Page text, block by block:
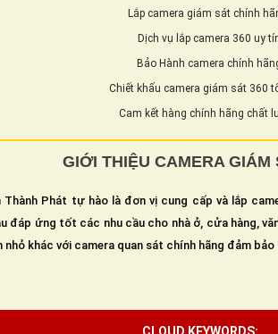
Lắp camera giám sát chính
Dịch vụ lắp camera 360 uy
Bảo Hành camera chính
Chiết khấu camera giám sát 360
Cam kết hàng chính hãng chất
GIỚI THIỆU CAMERA GIÁM
Thành Phát tự hào là đơn vị cung cấp và lắp
đáp ứng tốt các nhu cầu cho nhà ở, cửa hàng,
nhỏ khác với camera quan sát chính hãng đảm